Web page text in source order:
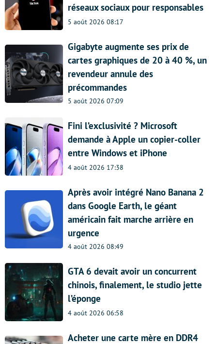
réseaux sociaux pour responsables
5 août 2026 08:17
Gigabyte augmente ses prix de
cartes graphiques de 20 à 40 %, un
revendeur annule des
précommandes
5 août 2026 07:09
Fini l’exclusivité ? Microsoft
demande à Apple un copier-coller
entre Windows et iPhone
4 août 2026 17:38
Après avoir intégré Nano Banana 2
dans Google Earth, le géant
américain fait marche arrière en
urgence
4 août 2026 08:49
GTA 6 devait avoir un concurrent
chinois, finalement, le studio jette
l’éponge
4 août 2026 06:58
Acheter une carte mère en DDR4